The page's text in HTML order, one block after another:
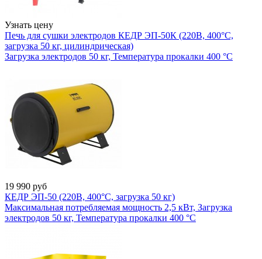
Узнать цену
Печь для сушки электродов КЕДР ЭП-50К (220В, 400°C,
загрузка 50 кг, цилиндрическая)
Загрузка электродов 50 кг, Температура прокалки 400 °С
19 990 руб
КЕДР ЭП-50 (220В, 400°C, загрузка 50 кг)
Максимальная потребляемая мощность 2,5 кВт, Загрузка
электродов 50 кг, Температура прокалки 400 °С